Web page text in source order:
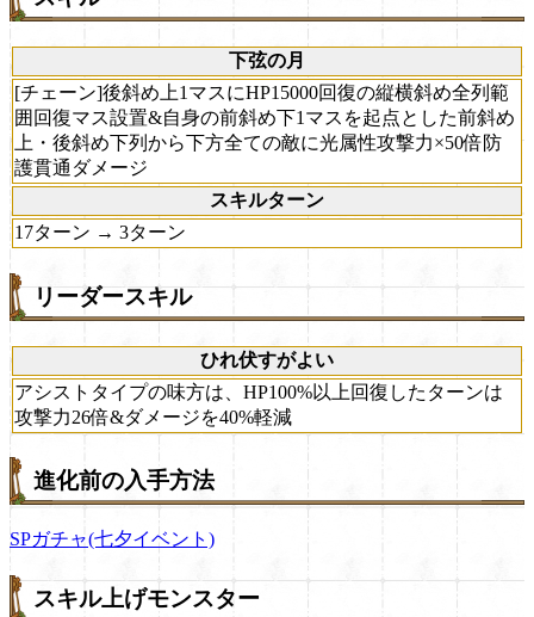
下弦の月
[チェーン]後斜め上1マスにHP15000回復の縦横斜め全列範
囲回復マス設置&自身の前斜め下1マスを起点とした前斜め
上・後斜め下列から下方全ての敵に光属性攻撃力×50倍防
護貫通ダメージ
スキルターン
17ターン → 3ターン
リーダースキル
ひれ伏すがよい
アシストタイプの味方は、HP100%以上回復したターンは
攻撃力26倍&ダメージを40%軽減
進化前の入手方法
SPガチャ(七夕イベント)
スキル上げモンスター